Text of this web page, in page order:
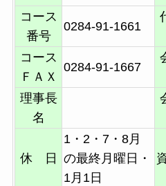
コース
番号
0284-91-1661
コース
ＦＡＸ
0284-91-1667
理事長
名
休 日
1・2・7・8月
の最終月曜日・
1月1日